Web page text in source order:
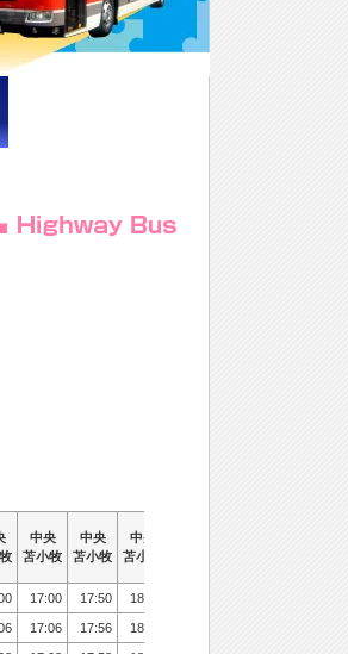
中央
苫小牧
中央
苫小牧
中央
苫小牧
中央
苫小牧
中央
苫小牧
中央
苫小牧
中央
苫小牧
中央
苫小牧
中央
苫小牧
17:00 17:50 18:30
17:06 17:56 18:36
中央
苫小牧
中央
苫小牧
中央
苫小牧
17:00 17:50 18:30
17:06 17:56 18:36